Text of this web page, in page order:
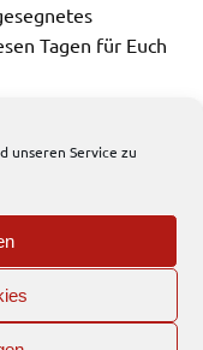
unseren Service zu
Tagen für Euch